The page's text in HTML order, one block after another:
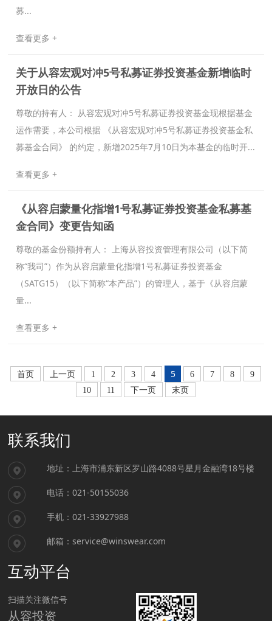
募...
查看更多 +
关于从容宏观对冲5号私募证券投资基金新增临时
开放日的公告
尊敬的持有人： 从容宏观对冲5号私募证券投资基金现根据基金
运作需要，本公司根据 《从容宏观对冲5号私募证券投资基金私
募基金合同》 的约定，新增2025年7月10日为本基金的临时开...
查看更多 +
《从容启蒙量化指增1号私募证券投资基金私募基
金合同》变更告知函
尊敬的基金份额持有人： 上海从容投资管理有限公司（以下简
称“我司”）作为从容启蒙量化指增1号私募证券投资基金
（SATG15）（以下简称“本产品”）的管理人，基于《从容启蒙
量...
查看更多 +
首页 上一页 1 2 3 4 5 6 7 8
9
10
11 下一页 末页
联系我们
地址：上海市浦东新区罗山路4088号星月金融湾18号楼
电话：021-50155036
手机：021-33927988
邮箱：service@winswear.com
互动平台
扫描关注微信号
从容投资